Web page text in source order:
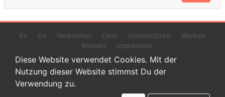
En De Newsletter Über Unterstützen
Werben
Kontakt
Impressum
© 2022 www.endurance-data.com - aaa
Dies ist eine Beta-Version. Höchstwahrscheinlich haben sich auf
Diese Website verwendet Cookies. Mit der
Nutzung dieser Website stimmst Du der
Verwendung zu.